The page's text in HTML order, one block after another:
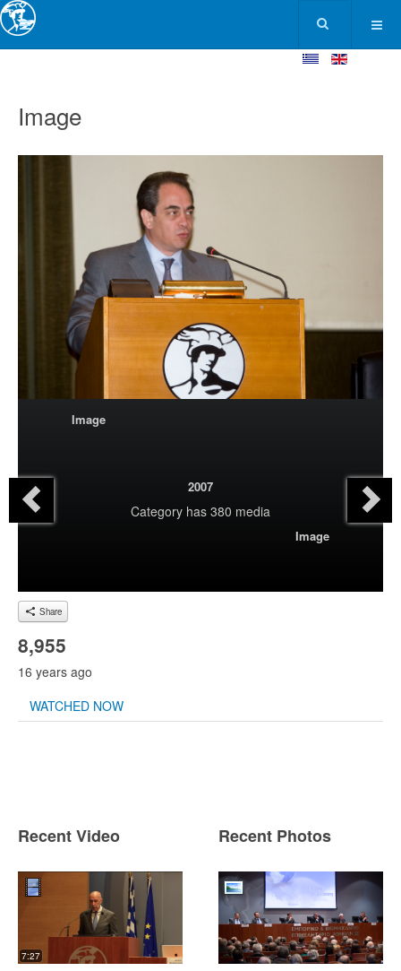
Image
Image
2007
Category has 380 media
Image
Share
8,955
16 years ago
WATCHED NOW
Recent Video
7:27
Recent Photos